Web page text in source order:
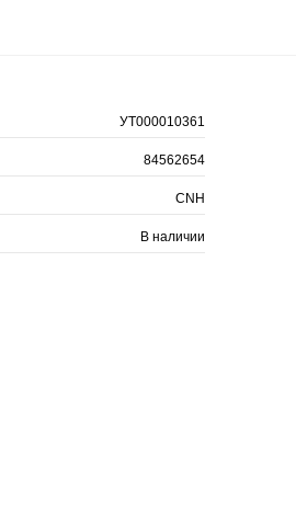
УТ000010361
84562654
CNH
В наличии